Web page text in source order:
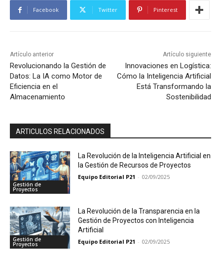
Facebook Twitter Pinterest
Artículo anterior
Revolucionando la Gestión de
Datos: La IA como Motor de
Eficiencia en el
Almacenamiento
Artículo siguiente
Innovaciones en Logística:
Cómo la Inteligencia Artificial
Está Transformando la
Sostenibilidad
ARTICULOS RELACIONADOS
Gestión de
Proyectos
La Revolución de la Inteligencia Artificial en
la Gestión de Recursos de Proyectos
Equipo Editorial P21 - 02/09/2025
Gestión de
Proyectos
La Revolución de la Transparencia en la
Gestión de Proyectos con Inteligencia
Artificial
Equipo Editorial P21 - 02/09/2025